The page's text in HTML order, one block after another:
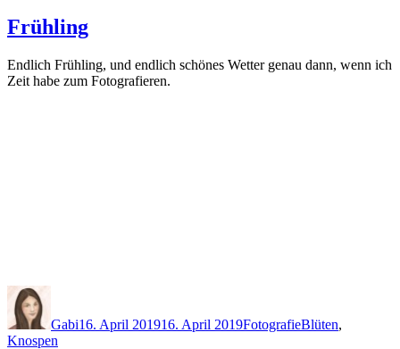
Frühling
Endlich Frühling, und endlich schönes Wetter genau dann, wenn ich
Zeit habe zum Fotografieren.
Gabi16. April 201916. April 2019FotografieBlüten,
Knospen